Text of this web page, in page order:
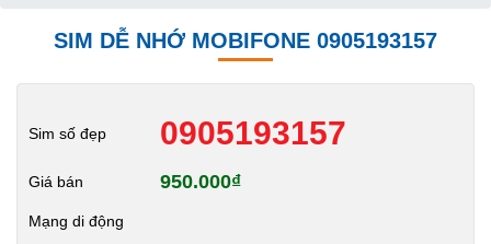
SIM DỄ NHỚ MOBIFONE 0905193157
Sim số đẹp 0905193157
Giá bán 950.000₫
Mạng di động